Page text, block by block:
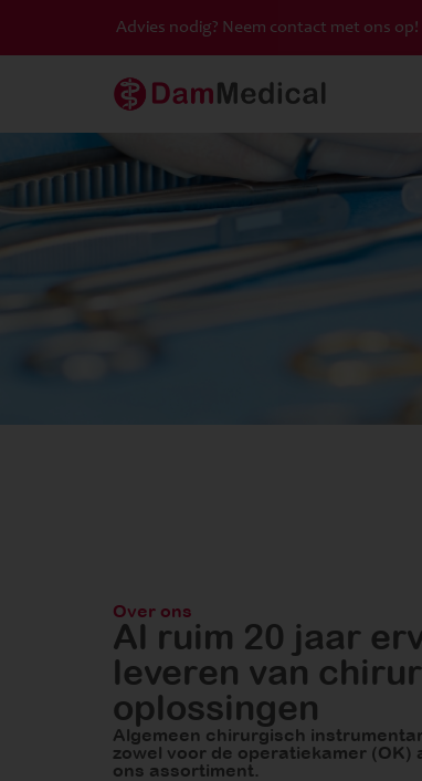
Advies nodig? Neem contact met ons op!
Over ons
Al ruim 20 jaar
leveren van
oplossingen
Algemeen chirurgisch
zowel voor de operatiekamer
ons assortiment.